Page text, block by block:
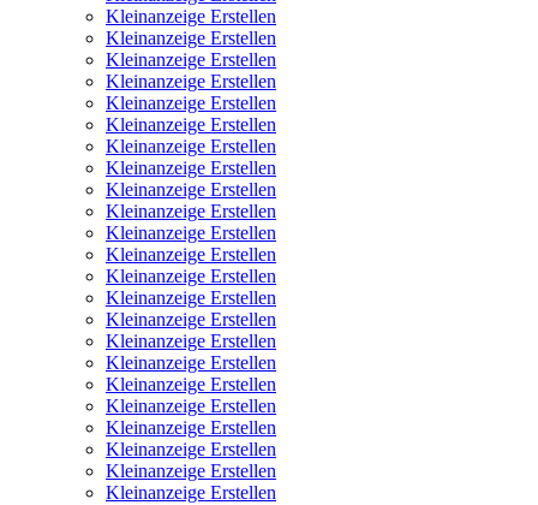
Kleinanzeige Erstellen
Kleinanzeige Erstellen
Kleinanzeige Erstellen
Kleinanzeige Erstellen
Kleinanzeige Erstellen
Kleinanzeige Erstellen
Kleinanzeige Erstellen
Kleinanzeige Erstellen
Kleinanzeige Erstellen
Kleinanzeige Erstellen
Kleinanzeige Erstellen
Kleinanzeige Erstellen
Kleinanzeige Erstellen
Kleinanzeige Erstellen
Kleinanzeige Erstellen
Kleinanzeige Erstellen
Kleinanzeige Erstellen
Kleinanzeige Erstellen
Kleinanzeige Erstellen
Kleinanzeige Erstellen
Kleinanzeige Erstellen
Kleinanzeige Erstellen
Kleinanzeige Erstellen